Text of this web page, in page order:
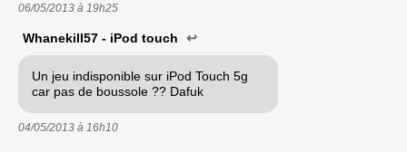
06/05/2013 à 19h25
Whanekill57 - iPod touch ↩
Un jeu indisponible sur iPod Touch 5g
car pas de boussole ?? Dafuk
04/05/2013 à 16h10